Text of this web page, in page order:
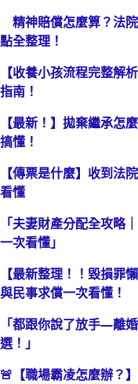
精神賠償怎麼算？法
點全整理！
【收養小孩流程完整解
指南！
【最新！】拋棄繼承怎
搞懂！
【傳票是什麼】收到法
看懂
「夫妻財產分配全攻略
一次看懂」
【最新整理！！毀損罪
與民事求償一次看懂！
「都跟你說了放手—離
選！」
🚨【職場霸凌怎麼辦？